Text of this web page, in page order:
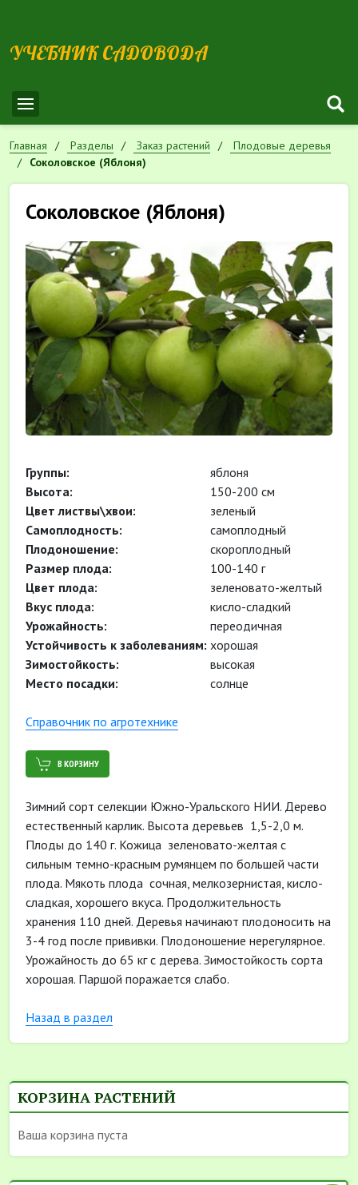
УЧЕБНИК САДОВОДА
Главная Разделы Заказ растений
Плодовые деревья
Соколовское (Яблоня)
Соколовское (Яблоня)
Группы:
яблоня
Высота:
150-200 см
Цвет листвы\хвои:
зеленый
Самоплодность:
самоплодный
Плодоношение:
скороплодный
Размер плода:
100-140 г
Цвет плода:
зеленовато-желтый
Вкус плода:
кисло-сладкий
Урожайность:
переодичная
Устойчивость к заболеваниям: хорошая
Зимостойкость:
высокая
Место посадки:
солнце
Cправочник по агротехнике
В КОРЗИНУ
Зимний сорт селекции Южно-Уральского НИИ. Дерево
естественный карлик. Высота деревьев 1,5-2,0 м.
Плоды до 140 г. Кожица зеленовато-желтая с
сильным темно-красным румянцем по большей части
плода. Мякоть плода сочная, мелкозернистая, кисло-
сладкая, хорошего вкуса. Продолжительность
хранения 110 дней. Деревья начинают плодоносить на
3-4 год после прививки. Плодоношение нерегулярное.
Урожайность до 65 кг с дерева. Зимостойкость сорта
хорошая. Паршой поражается слабо.
Назад в раздел
КОРЗИНА РАСТЕНИЙ
Ваша корзина пуста